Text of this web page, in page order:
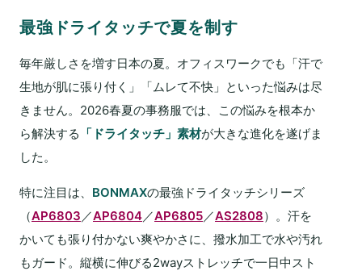
最強ドライタッチで夏を制す
毎年厳しさを増す日本の夏。オフィスワークでも「汗で
生地が肌に張り付く」「ムレて不快」といった悩みは尽
きません。2026春夏の事務服では、この悩みを根本か
ら解決する 「ドライタッチ」素材が大きな進化を遂げま
した。
特に注目は、 BONMAXの最強ドライタッチシリーズ
（AP6803／AP6804／AP6805／AS2808）。汗を
かいても張り付かない爽やかさに、撥水加工で水や汚れ
もガード。縦横に伸びる2wayストレッチで一日中スト